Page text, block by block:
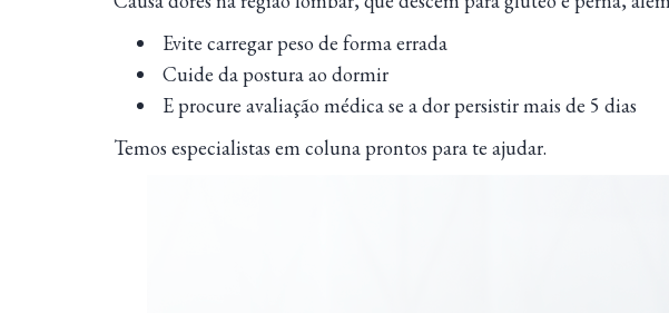
Evite carregar peso de forma errada
Cuide da postura ao dormir
E procure avaliação médica se a dor persistir mais de 5 dias
Temos especialistas em coluna prontos para te ajudar.